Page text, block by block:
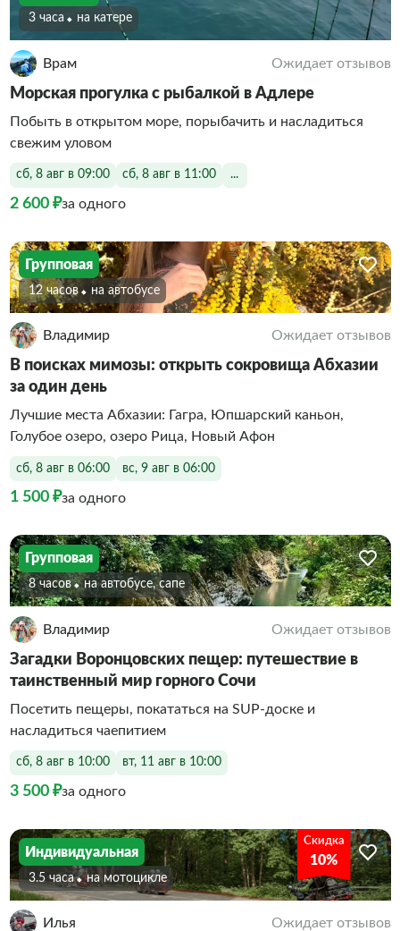
3 часа На катере
Врам Ожидает отзывов
Морская прогулка с рыбалкой в Адлере
Побыть в открытом море, порыбачить и насладиться
свежим уловом
сб, 8 авг в 09:00 сб, 8 авг в 11:00 ...
2 600 ₽за одного
Групповая
12 часов На автобусе
Владимир Ожидает отзывов
В поисках мимозы: открыть сокровища Абхазии
за один день
Лучшие места Абхазии: Гагра, Юпшарский каньон,
Голубое озеро, озеро Рица, Новый Афон
сб, 8 авг в 06:00 вс, 9 авг в 06:00
1 500 ₽за одного
Групповая
8 часов На автобусе, сапе
Владимир Ожидает отзывов
Загадки Воронцовских пещер: путешествие в
таинственный мир горного Сочи
Посетить пещеры, покататься на SUP-доске и
насладиться чаепитием
сб, 8 авг в 10:00 вт, 11 авг в 10:00
3 500 ₽за одного
Скидка
10%
Индивидуальная
3.5 часа На мотоцикле
Илья Ожидает отзывов